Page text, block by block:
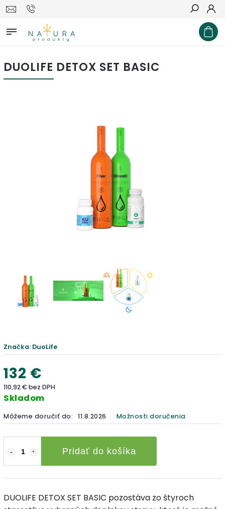
Hľadať
DUOLIFE DETOX SET BASIC
Značka: DuoLife
132 €
110,92 € bez DPH
Skladom
Môžeme doručiť do: 11.8.2026 Možnosti doručenia
Pridať do košíka
DUOLIFE DETOX SET BASIC pozostáva zo štyroch